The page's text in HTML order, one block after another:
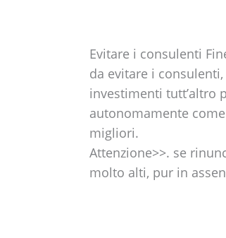
Evitare i consulenti
da evitare i
investimenti tutt’altro
autonomamente
migliori.
Attenzione>>. se
molto alti, pur in